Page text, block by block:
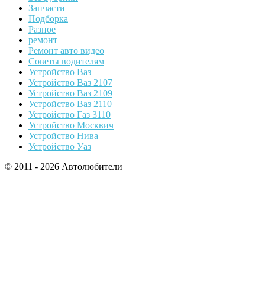
Запчасти
Подборка
Разное
ремонт
Ремонт авто видео
Советы водителям
Устройство Ваз
Устройство Ваз 2107
Устройство Ваз 2109
Устройство Ваз 2110
Устройство Газ 3110
Устройство Москвич
Устройство Нива
Устройство Уаз
© 2011 - 2026 Автолюбители